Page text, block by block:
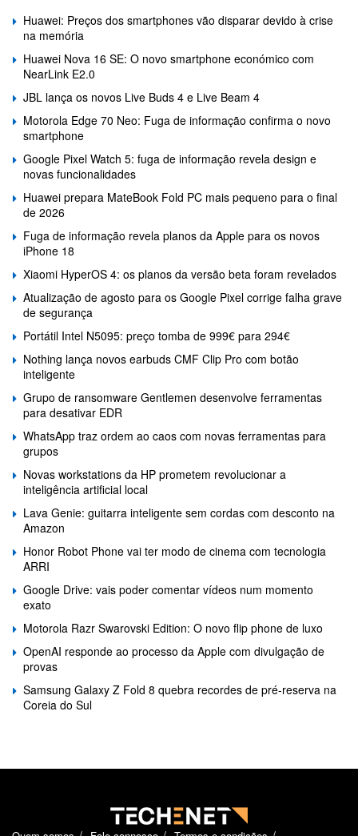
Huawei: Preços dos smartphones vão disparar devido à crise
na memória
Huawei Nova 16 SE: O novo smartphone económico com
NearLink E2.0
JBL lança os novos Live Buds 4 e Live Beam 4
Motorola Edge 70 Neo: Fuga de informação confirma o novo
smartphone
Google Pixel Watch 5: fuga de informação revela design e
novas funcionalidades
Huawei prepara MateBook Fold PC mais pequeno para o final
de 2026
Fuga de informação revela planos da Apple para os novos
iPhone 18
Xiaomi HyperOS 4: os planos da versão beta foram revelados
Atualização de agosto para os Google Pixel corrige falha grave
de segurança
Portátil Intel N5095: preço tomba de 999€ para 294€
Nothing lança novos earbuds CMF Clip Pro com botão
inteligente
Grupo de ransomware Gentlemen desenvolve ferramentas
para desativar EDR
WhatsApp traz ordem ao caos com novas ferramentas para
grupos
Novas workstations da HP prometem revolucionar a
inteligência artificial local
Lava Genie: guitarra inteligente sem cordas com desconto na
Amazon
Honor Robot Phone vai ter modo de cinema com tecnologia
ARRI
Google Drive: vais poder comentar vídeos num momento
exato
Motorola Razr Swarovski Edition: O novo flip phone de luxo
OpenAI responde ao processo da Apple com divulgação de
provas
Samsung Galaxy Z Fold 8 quebra recordes de pré-reserva na
Coreia do Sul